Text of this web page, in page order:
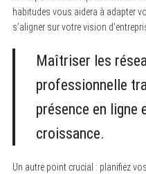
habitudes vous aidera à adapter
s’aligner sur votre vision
Maîtriser les
professionnelle
présence en ligne
croissance.
Un autre point crucial : planifiez